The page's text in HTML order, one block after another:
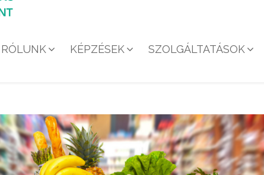
RÓLUNK KÉPZÉSEK SZOLGÁLTATÁSOK